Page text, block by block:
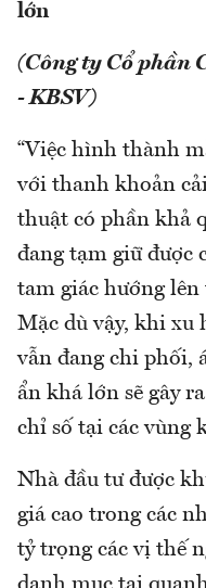
lớn
(Công ty Cổ phần
- KBSV)
“Việc hình thành
với thanh khoản
thuật có phần khả
đang tạm giữ được
tam giác hướng
Mặc dù vậy, khi xu
vẫn đang chi phối,
ẩn khá lớn sẽ gây
chỉ số tại các vùng
Nhà đầu tư được
giá cao trong các
tỷ trọng các vị thế